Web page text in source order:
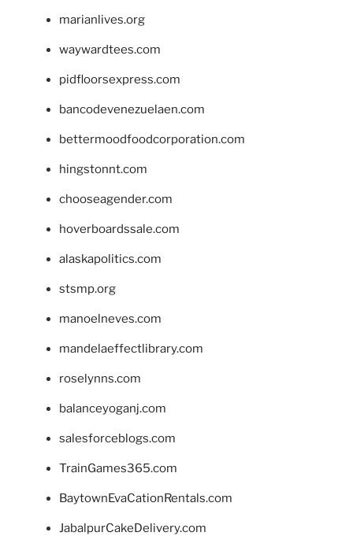
marianlives.org
waywardtees.com
pidfloorsexpress.com
bancodevenezuelaen.com
bettermoodfoodcorporation.com
hingstonnt.com
chooseagender.com
hoverboardssale.com
alaskapolitics.com
stsmp.org
manoelneves.com
mandelaeffectlibrary.com
roselynns.com
balanceyoganj.com
salesforceblogs.com
TrainGames365.com
BaytownEvaCationRentals.com
JabalpurCakeDelivery.com